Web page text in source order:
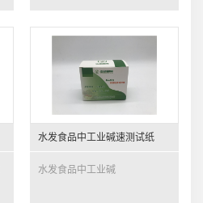
水发食品中工业碱速测试纸
水发食品中工业碱